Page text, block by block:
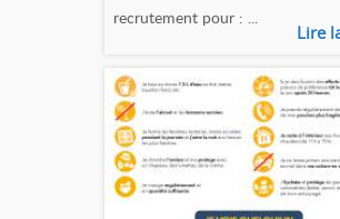
recrutement pour : ...
Lire